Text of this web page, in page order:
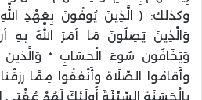
وكذلك: ﴿ الَّذِينَ يُوفُونَ بِعَهْدِ
وَالَّذِينَ يَصِلُونَ مَا أَمَرَ اللَّهُ
وَيَخَافُونَ سُوءَ الْحِسَابِ * وَالَّذِينَ
وَأَقَامُوا الصَّلَاةَ وَأَنْفَقُوا مِمَّا
بِالْحَسَنَةِ السَّيِّئَةَ أُولَئِكَ لَهُمْ عُقْبَى الدَّارِ ﴾